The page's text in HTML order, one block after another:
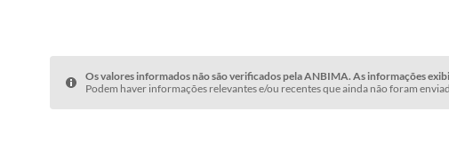
Os valores informados não são verificados pela ANBIMA. As informações
Podem haver informações relevantes e/ou recentes que ainda não foram